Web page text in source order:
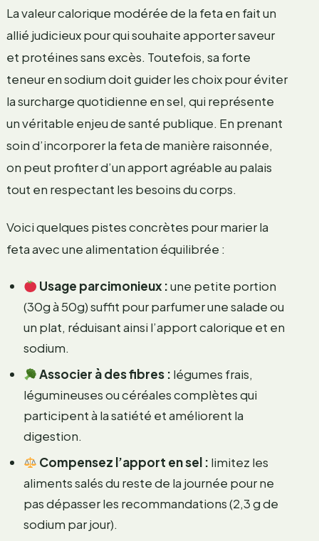
La valeur calorique modérée de la feta en fait un
allié judicieux pour qui souhaite apporter saveur
et protéines sans excès. Toutefois, sa forte
teneur en sodium doit guider les choix pour éviter
la surcharge quotidienne en sel, qui représente
un véritable enjeu de santé publique. En prenant
soin d’incorporer la feta de manière raisonnée,
on peut profiter d’un apport agréable au palais
tout en respectant les besoins du corps.
Voici quelques pistes concrètes pour marier la
feta avec une alimentation équilibrée :
Usage parcimonieux :une petite portion
(30g à 50g) suffit pour parfumer une salade ou
un plat, réduisant ainsi l’apport calorique et en
sodium.
Associer à des fibres : légumes frais,
légumineuses ou céréales complètes qui
participent à la satiété et améliorent la
digestion.
Compensez l’apport en sel : limitez les
aliments salés du reste de la journée pour ne
pas dépasser les recommandations (2,3 g de
sodium par jour).